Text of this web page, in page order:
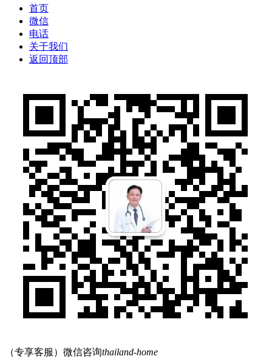
首页
微信
电话
关于我们
返回顶部
（专享客服）微信咨询thailand-home